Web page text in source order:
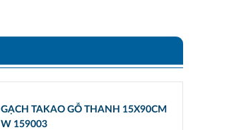
GẠCH TAKAO GỖ THANH 15X90CM
W 159003